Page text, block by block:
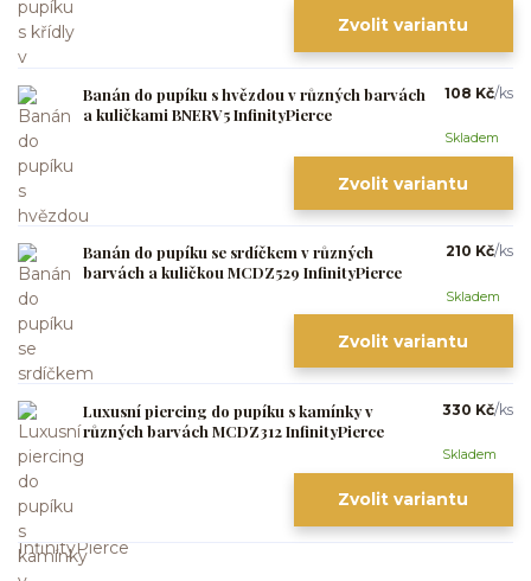
Zvolit variantu
Banán do pupíku s hvězdou v různých barvách
a kuličkami BNERV5 InfinityPierce
108 Kč/ks
Skladem
Zvolit variantu
Banán do pupíku se srdíčkem v různých
barvách a kuličkou MCDZ529 InfinityPierce
210 Kč/ks
Skladem
Zvolit variantu
Luxusní piercing do pupíku s kamínky v
různých barvách MCDZ312 InfinityPierce
330 Kč/ks
Skladem
Zvolit variantu